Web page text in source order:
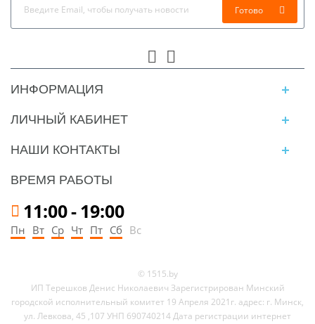
Готово
ИНФОРМАЦИЯ
ЛИЧНЫЙ КАБИНЕТ
НАШИ КОНТАКТЫ
ВРЕМЯ РАБОТЫ
11:00-19:00
Пн Вт Ср Чт Пт Сб Вс
© 1515.by
ИП Терешков Денис Николаевич Зарегистрирован Минский
городской исполнительный комитет 19 Апреля 2021г. адрес: г. Минск,
ул. Левкова, 45 ,107 УНП 690740214 Дата регистрации интернет